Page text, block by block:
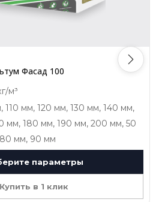
Фасад 100
м³
110 мм, 120 мм, 130 мм, 140 мм,
мм, 180 мм, 190 мм, 200 мм, 50
мм, 90 мм
параметры
Купить в 1 клик